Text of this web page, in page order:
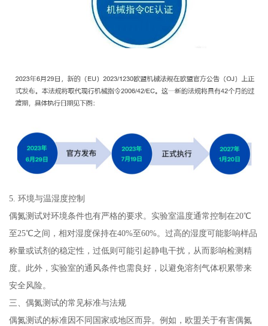
5. 环境与温湿度控制
偶氮测试对环境条件也有严格的要求。实验室温度通常控制在20℃
至25℃之间，相对湿度保持在40%至60%。过高的湿度可能影响样品
称量或试剂的稳定性，过低则可能引起静电干扰，从而影响检测精
度。此外，实验室的通风条件也需良好，以避免溶剂气体积累带来
安全风险。
三、偶氮测试的常见标准与法规
偶氮测试的标准因不同国家或地区而异。例如，欧盟关于有害偶氮